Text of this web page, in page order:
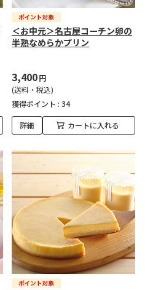
＜お中元＞名古屋コーチン卵の
半熟なめらかプリン
3,400円
(送料・税込)
獲得ポイント : 34
詳細 カートに入れる